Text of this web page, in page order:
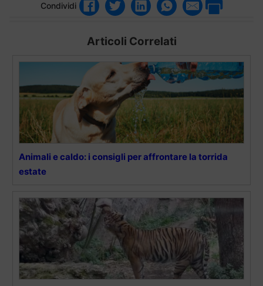
Condividi
Articoli Correlati
Animali e caldo: i consigli per affrontare la torrida
estate